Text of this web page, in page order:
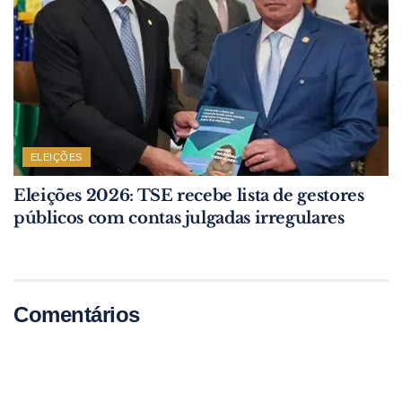
ELEIÇÕES
Eleições 2026: TSE recebe lista de gestores
públicos com contas julgadas irregulares
Comentários